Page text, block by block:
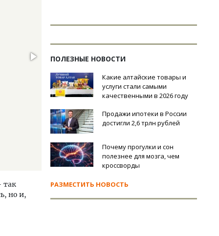
так
но и,
ПОЛЕЗНЫЕ НОВОСТИ
Какие алтайские товары и
услуги стали самыми
качественными в 2026 году
Продажи ипотеки в России
достигли 2,6 трлн рублей
Почему прогулки и сон
полезнее для мозга, чем
кроссворды
РАЗМЕСТИТЬ НОВОСТЬ